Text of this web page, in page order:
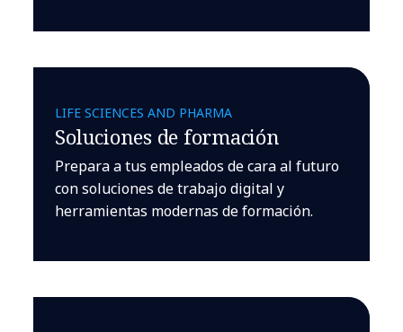
LIFE SCIENCES AND PHARMA
Soluciones de formación
Prepara a tus empleados de cara al futuro
con soluciones de trabajo digital y
herramientas modernas de formación.